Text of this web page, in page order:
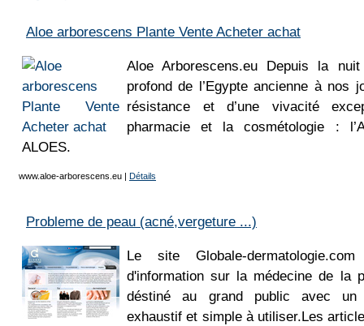
Aloe arborescens Plante Vente Acheter achat
Aloe Arborescens.eu Depuis la
profond de l’Egypte ancienne à nos
résistance et d’une vivacité
pharmacie et la cosmétologie :
ALOES.
www.aloe-arborescens.eu | Détails
Probleme de peau (acné,vergeture ...)
Le site Globale-
d'information sur la médecine de la
déstiné au grand public avec un
exhaustif et simple à utiliser.Les